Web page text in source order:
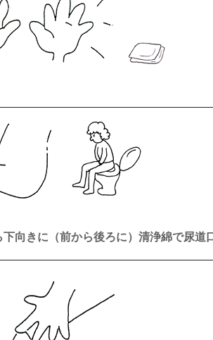
向きに（前から後ろに）清浄綿で尿道